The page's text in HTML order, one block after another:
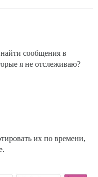
сообщения в
я не отслеживаю?
их по времени,